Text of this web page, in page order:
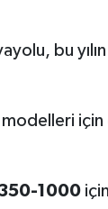
bu
için
1000